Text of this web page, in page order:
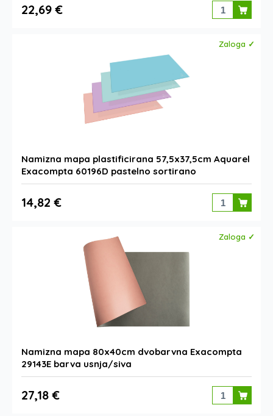
22,69 €
Zaloga ✓
Namizna mapa plastificirana 57,5x37,5cm Aquarel
Exacompta 60196D pastelno sortirano
14,82 €
Zaloga ✓
Namizna mapa 80x40cm dvobarvna Exacompta
29143E barva usnja/siva
27,18 €